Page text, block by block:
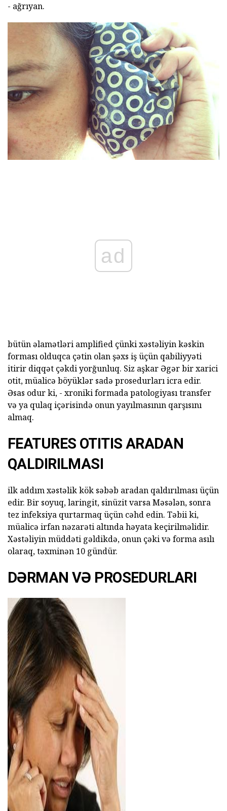
- ağrıyan.
ad
bütün əlamətləri amplified çünki xəstəliyin kəskin
forması olduqca çətin olan şəxs iş üçün qabiliyyəti
itirir diqqət çəkdi yorğunluq. Siz aşkar Əgər bir xarici
otit, müalicə böyüklər sadə prosedurları icra edir.
Əsas odur ki, - xroniki formada patologiyası transfer
və ya qulaq içərisində onun yayılmasının qarşısını
almaq.
FEATURES OTITIS ARADAN
QALDIRILMASI
ilk addım xəstəlik kök səbəb aradan qaldırılması üçün
edir. Bir soyuq, laringit, sinüzit varsa Məsələn, sonra
tez infeksiya qurtarmaq üçün cəhd edin. Təbii ki,
müalicə irfan nəzarəti altında həyata keçirilməlidir.
Xəstəliyin müddəti gəldikdə, onun çəki və forma asılı
olaraq, təxminən 10 gündür.
DƏRMAN VƏ PROSEDURLARI